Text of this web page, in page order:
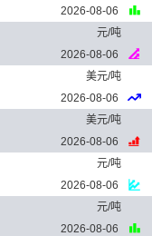
2026-08-06
元/吨
2026-08-06
美元/吨
2026-08-06
美元/吨
2026-08-06
元/吨
2026-08-06
元/吨
2026-08-06